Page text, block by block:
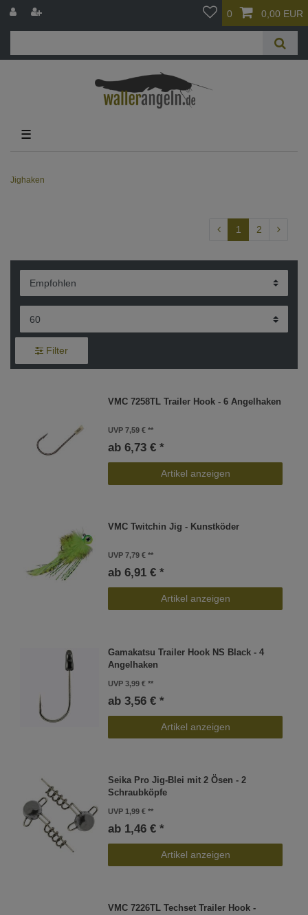
0 0,00 EUR
☰
Jighaken
1 2
Filter
VMC 7258TL Trailer Hook - 6 Angelhaken
UVP 7,59 €
ab 6,73 € *
Artikel anzeigen
VMC Twitchin Jig - Kunstköder
UVP 7,79 €
ab 6,91 € *
Artikel anzeigen
Gamakatsu Trailer Hook NS Black - 4
Angelhaken
UVP 3,99 €
ab 3,56 € *
Artikel anzeigen
Seika Pro Jig-Blei mit 2 Ösen - 2
Schraubköpfe
UVP 1,99 €
ab 1,46 € *
Artikel anzeigen
VMC 7226TL Techset Trailer Hook -